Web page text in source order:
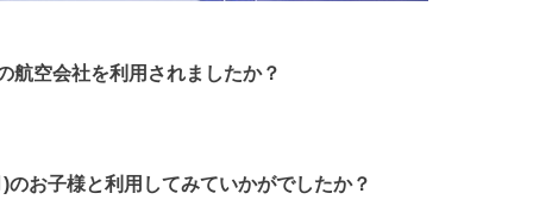
航空会社を利用されましたか？
お子様と利用してみていかがでしたか？